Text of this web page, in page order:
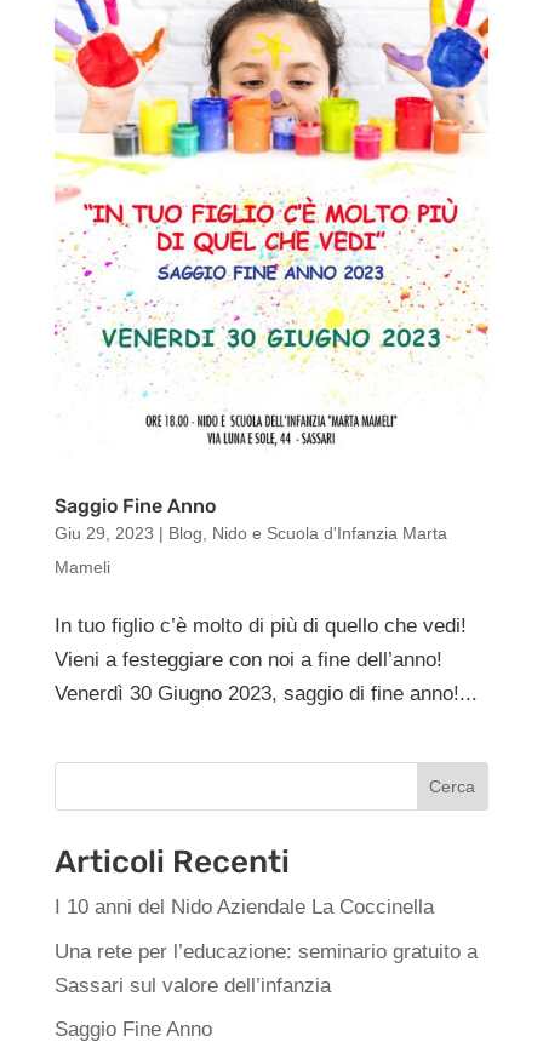
Saggio Fine Anno
Giu 29, 2023 | Blog, Nido e Scuola d'Infanzia Marta
Mameli
In tuo figlio c’è molto di più di quello che vedi!
Vieni a festeggiare con noi a fine dell’anno!
Venerdì 30 Giugno 2023, saggio di fine anno!...
Cerca
Articoli Recenti
I 10 anni del Nido Aziendale La Coccinella
Una rete per l’educazione: seminario gratuito a
Sassari sul valore dell’infanzia
Saggio Fine Anno